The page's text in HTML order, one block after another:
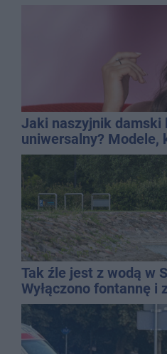
Jaki naszyjnik damski
uniwersalny? Modele,
wielu stylizacji
Tak źle jest z wodą w
Wyłączono fontannę i
dolewkę